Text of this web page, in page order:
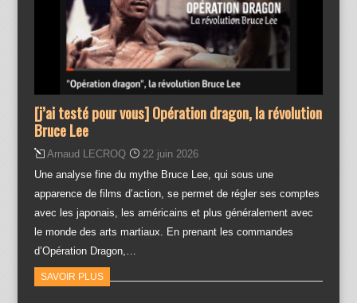
[j’ai testé pour vous] Opération dragon, la révolution
Bruce Lee
Arnaud LECROQ
22 juin 2026
Une analyse fine du mythe Bruce Lee, qui sous une
apparence de films d’action, se permet de régler ses comptes
avec les japonais, les américains et plus généralement avec
le monde des arts martiaux. En prenant les commandes
d’Opération Dragon,…
SAVOIR PLUS